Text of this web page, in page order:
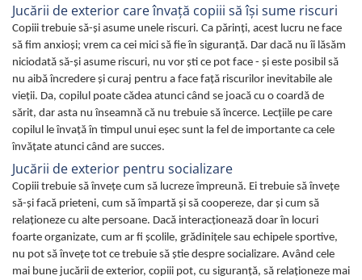
Jucării de exterior care învaţă copiii să îşi sume riscuri
Copiii trebuie să-și asume unele riscuri. Ca părinți, acest lucru ne face
să fim anxioși; vrem ca cei mici să fie în siguranță. Dar dacă nu îi lăsăm
niciodată să-și asume riscuri, nu vor ști ce pot face - și este posibil să
nu aibă încredere și curaj pentru a face față riscurilor inevitabile ale
vieții. Da, copilul poate cădea atunci când se joacă cu o coardă de
sărit, dar asta nu înseamnă că nu trebuie să încerce. Lecţiile pe care
copilul le învaţă în timpul unui eşec sunt la fel de importante ca cele
învăţate atunci când are succes.
Jucării de exterior pentru socializare
Copiii trebuie să învețe cum să lucreze împreună. Ei trebuie să învețe
să-și facă prieteni, cum să împartă și să coopereze, dar şi cum să
relaționeze cu alte persoane. Dacă interacționează doar în locuri
foarte organizate, cum ar fi școlile, grădiniţele sau echipele sportive,
nu pot să învețe tot ce trebuie să știe despre socializare. Având cele
mai bune jucării de exterior, copiii pot, cu siguranţă, să relaţioneze mai